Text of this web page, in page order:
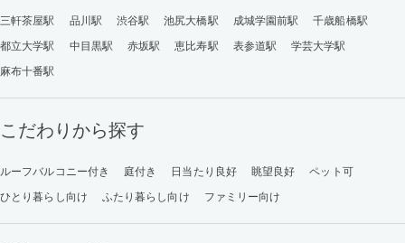
三軒茶屋駅 品川駅 渋谷駅 池尻大橋駅 成城学園前駅
千歳船橋駅
都立大学駅
中目黒駅 赤坂駅 恵比寿駅 表参道駅
学芸大学駅
麻布十番駅
こだわりから探す
ルーフバルコニー付き 庭付き 日当たり良好 眺望良好
ペット可
ひとり暮らし向け
ふたり暮らし向け ファミリー向け